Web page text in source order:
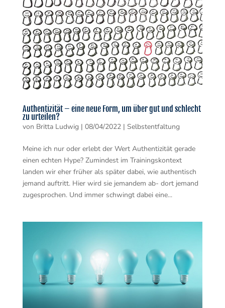
Authentizität – eine neue Form, um über gut und schlecht
zu urteilen?
von Britta Ludwig | 08/04/2022| Selbstentfaltung
Meine ich nur oder erlebt der Wert Authentizität gerade
einen echten Hype? Zumindest im Trainingskontext
landen wir eher früher als später dabei, wie authentisch
jemand auftritt. Hier wird sie jemandem ab- dort jemand
zugesprochen. Und immer schwingt dabei eine...